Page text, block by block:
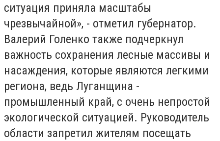
ситуация приняла масштабы
чрезвычайной», - отметил губернатор.
Валерий Голенко также подчеркнул
важность сохранения лесные массивы и
насаждения, которые являются легкими
региона, ведь Луганщина -
промышленный край, с очень непростой
экологической ситуацией. Руководитель
области запретил жителям посещать